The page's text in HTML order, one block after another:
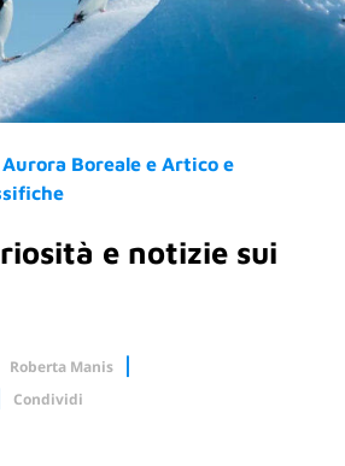
Aurora Boreale e Artico e
e notizie sui
Roberta Manis
Condividi